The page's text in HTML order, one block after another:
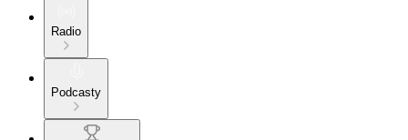
Radio
Podcasty